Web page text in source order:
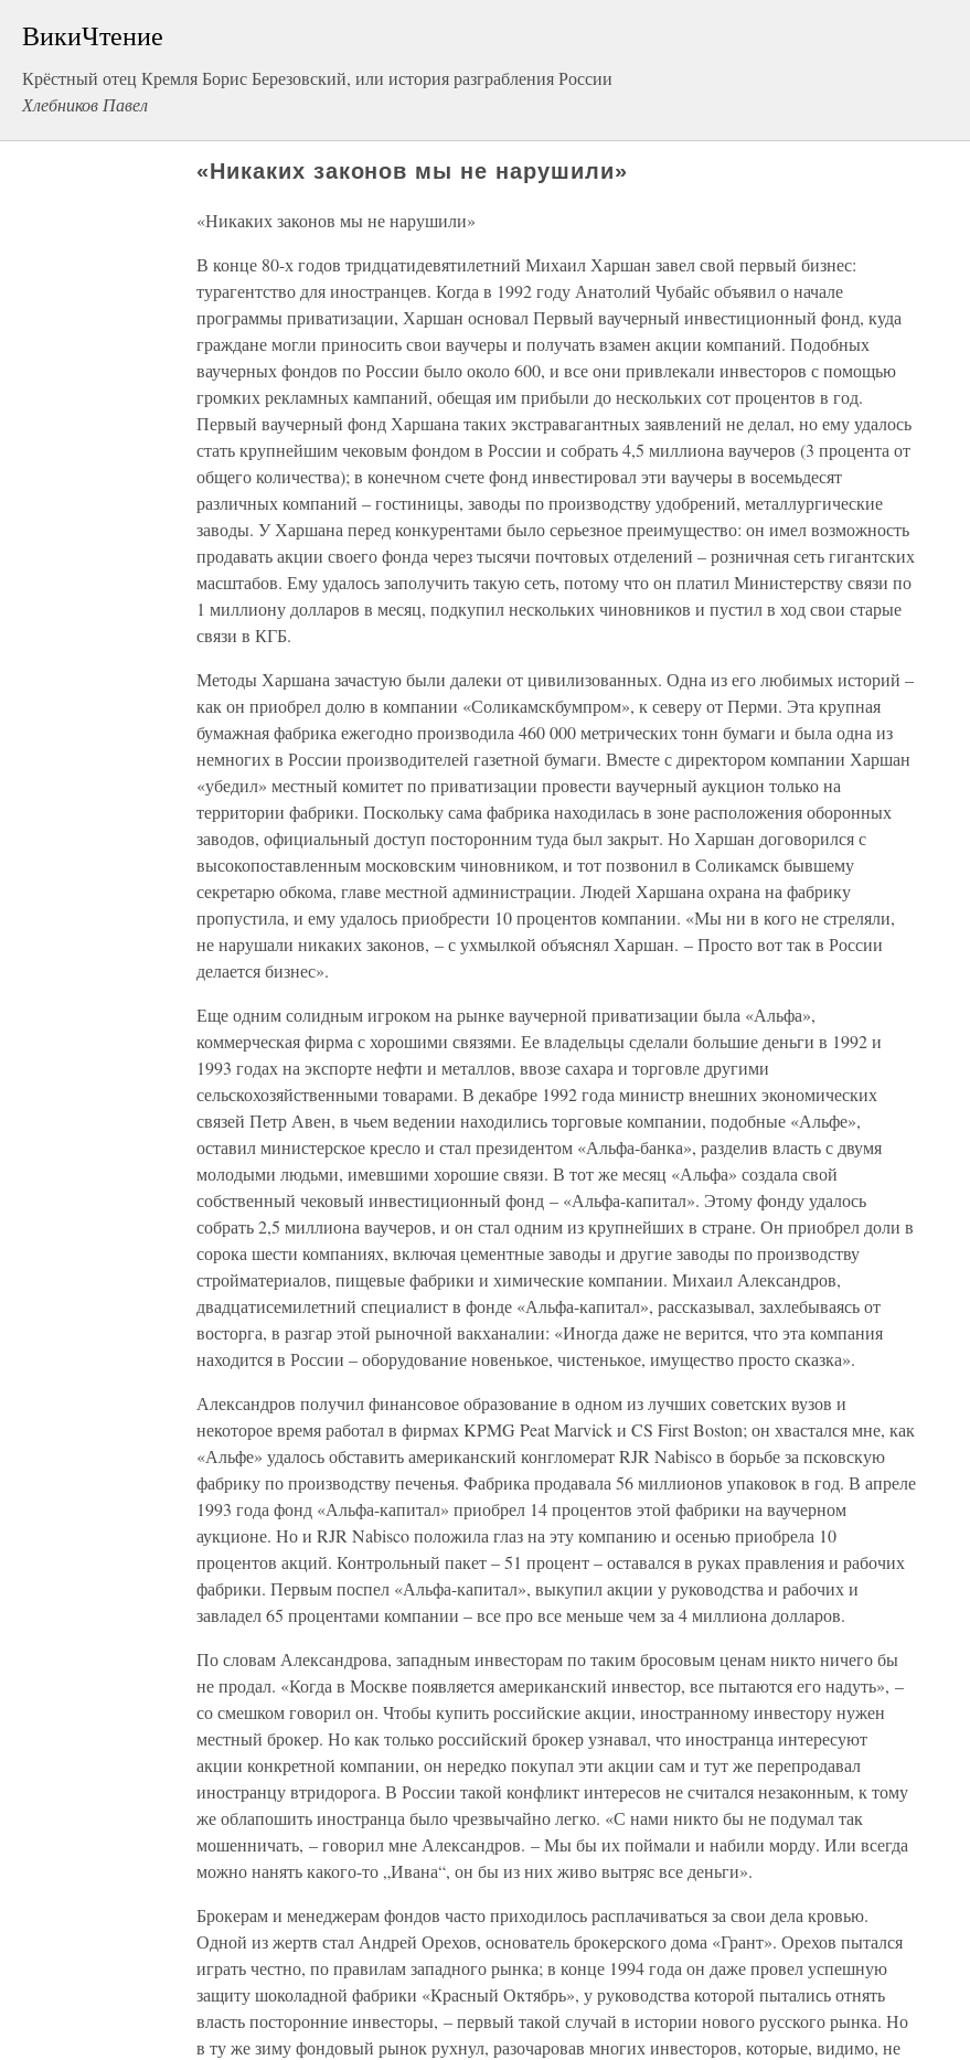
ВикиЧтение
Крёстный отец Кремля Борис Березовский, или история разграбления России
Хлебников Павел
«Никаких законов мы не нарушили»
«Никаких законов мы не нарушили»
В конце 80-х годов тридцатидевятилетний Михаил Харшан завел свой первый бизнес:
турагентство для иностранцев. Когда в 1992 году Анатолий Чубайс объявил о начале
программы приватизации, Харшан основал Первый ваучерный инвестиционный фонд, куда
граждане могли приносить свои ваучеры и получать взамен акции компаний. Подобных
ваучерных фондов по России было около 600, и все они привлекали инвесторов с помощью
громких рекламных кампаний, обещая им прибыли до нескольких сот процентов в год.
Первый ваучерный фонд Харшана таких экстравагантных заявлений не делал, но ему удалось
стать крупнейшим чековым фондом в России и собрать 4,5 миллиона ваучеров (3 процента от
общего количества); в конечном счете фонд инвестировал эти ваучеры в восемьдесят
различных компаний – гостиницы, заводы по производству удобрений, металлургические
заводы. У Харшана перед конкурентами было серьезное преимущество: он имел возможность
продавать акции своего фонда через тысячи почтовых отделений – розничная сеть гигантских
масштабов. Ему удалось заполучить такую сеть, потому что он платил Министерству связи по
1 миллиону долларов в месяц, подкупил нескольких чиновников и пустил в ход свои старые
связи в КГБ.
Методы Харшана зачастую были далеки от цивилизованных. Одна из его любимых историй –
как он приобрел долю в компании «Соликамскбумпром», к северу от Перми. Эта крупная
бумажная фабрика ежегодно производила 460 000 метрических тонн бумаги и была одна из
немногих в России производителей газетной бумаги. Вместе с директором компании Харшан
«убедил» местный комитет по приватизации провести ваучерный аукцион только на
территории фабрики. Поскольку сама фабрика находилась в зоне расположения оборонных
заводов, официальный доступ посторонним туда был закрыт. Но Харшан договорился с
высокопоставленным московским чиновником, и тот позвонил в Соликамск бывшему
секретарю обкома, главе местной администрации. Людей Харшана охрана на фабрику
пропустила, и ему удалось приобрести 10 процентов компании. «Мы ни в кого не стреляли,
не нарушали никаких законов, – с ухмылкой объяснял Харшан. – Просто вот так в России
делается бизнес».
Еще одним солидным игроком на рынке ваучерной приватизации была «Альфа»,
коммерческая фирма с хорошими связями. Ее владельцы сделали большие деньги в 1992 и
1993 годах на экс­порте нефти и металлов, ввозе сахара и торговле другими
сельскохозяйственными товарами. В декабре 1992 года министр внешних экономических
связей Петр Авен, в чьем ведении находились торговые компании, подобные «Альфе»,
оставил министерское кресло и стал президентом «Альфа-банка», разделив власть с двумя
молодыми людьми, имевшими хорошие связи. В тот же месяц «Альфа» создала свой
собственный чековый инвестиционный фонд – «Альфа-капитал». Этому фонду удалось
собрать 2,5 миллиона ваучеров, и он стал одним из крупнейших в стране. Он приобрел доли в
сорока шести компаниях, включая цементные заводы и другие заводы по производству
стройматериалов, пищевые фабрики и химические компании. Михаил Александров,
двадцатисемилетний специалист в фонде «Альфа-капитал», рассказывал, захлебываясь от
восторга, в разгар этой рыночной вакханалии: «Иногда даже не верится, что эта компания
находится в России – оборудование новенькое, чистенькое, имущество просто сказка».
Александров получил финансовое образование в одном из лучших советских вузов и
некоторое время работал в фирмах KPMG Peat Marvick и CS First Boston; он хвастался мне, как
«Альфе» удалось обставить американский конгломерат RJR Nabisco в борьбе за псковскую
фабрику по производству печенья. Фабрика продавала 56 миллионов упаковок в год. В апреле
1993 года фонд «Альфа-капитал» приобрел 14 процентов этой фабрики на ваучерном
аукционе. Но и RJR Nabisco положила глаз на эту компанию и осенью приобрела 10
процентов акций. Контрольный пакет – 51 процент – оставался в руках правления и рабочих
фабрики. Первым поспел «Альфа-капитал», выкупил акции у руководства и рабочих и
завладел 65 процентами компании – все про все меньше чем за 4 миллиона долларов.
По словам Александрова, западным инвесторам по таким бросовым ценам никто ничего бы
не продал. «Когда в Москве появляется американский инвестор, все пытаются его надуть», –
со смешком говорил он. Чтобы купить российские акции, иностранному инвестору нужен
местный брокер. Но как только российский брокер узнавал, что иностранца интересуют
акции конкретной компании, он нередко покупал эти акции сам и тут же перепродавал
иностранцу втридорога. В России такой конфликт интересов не считался незаконным, к тому
же облапошить иностранца было чрезвычайно легко. «С нами никто бы не подумал так
мошенничать, – говорил мне Александров. – Мы бы их поймали и набили морду. Или всегда
можно нанять какого-то „Ивана“, он бы из них живо вытряс все деньги».
Брокерам и менеджерам фондов часто приходилось расплачиваться за свои дела кровью.
Одной из жертв стал Андрей Орехов, основатель брокерского дома «Грант». Орехов пытался
играть честно, по правилам западного рынка; в конце 1994 года он даже провел успешную
защиту шоколадной фабрики «Красный Октябрь», у руководства которой пытались отнять
власть посторонние инвесторы, – первый такой случай в истории нового русского рынка. Но
в ту же зиму фондовый рынок рухнул, разочаровав многих инвесторов, которые, видимо, не